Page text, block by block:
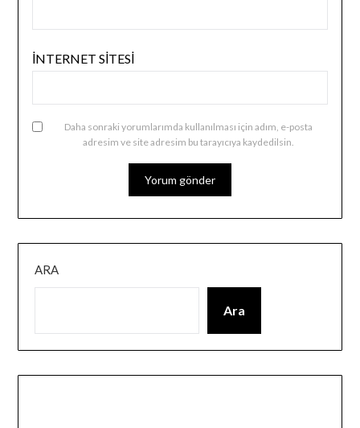
İNTERNET SITESI
Daha sonraki yorumlarımda kullanılması için adım, e-posta
adresim ve site adresim bu tarayıcıya kaydedilsin.
ARA
Ara